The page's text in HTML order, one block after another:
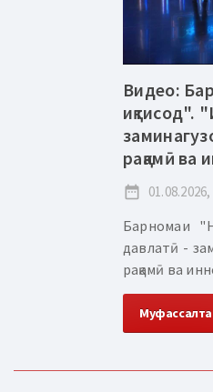
Видео:
иқтисод".
рақамӣ ва
date_range
Барномаи
давлатӣ -
рақамӣ ва